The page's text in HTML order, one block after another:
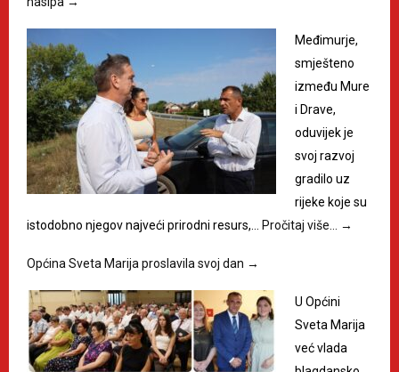
Međimurje,
smješteno
između Mure
i Drave,
oduvijek je
svoj razvoj
gradilo uz
rijeke koje su
istodobno njegov najveći prirodni resurs,…
Pročitaj više… →
Općina Sveta Marija proslavila svoj dan →
U Općini
Sveta Marija
već vlada